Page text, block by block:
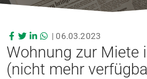
| 06.03.2023
Wohnung zur Miete
(nicht mehr